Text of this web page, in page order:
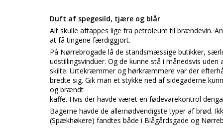
Duft af spegesild, tjære og blår
Alt skulle aftappes lige fra petroleum til brændevin.
at få tingene færdiggjort.
På Nørrebrogade lå de standsmæssige butikker,
udstillingsvinduer. Og de kunne stå i månedsvis
skilte. Urtekræmmer og hørkræmmere var der
bredte sig. Gik man et stykke ned af sidegaderne
og brændt
kaffe. Hvis der havde været en fødevarekontrol
Bagerne havde de allernødvendigste typer af brød.
(Spækhøkere) fandtes både i Blågårdsgade og